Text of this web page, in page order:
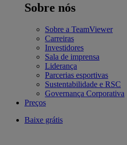
Sobre nós
Sobre a TeamViewer
Carreiras
Investidores
Sala de imprensa
Liderança
Parcerias esportivas
Sustentabilidade e RSC
Governança Corporativa
Preços
Baixe grátis